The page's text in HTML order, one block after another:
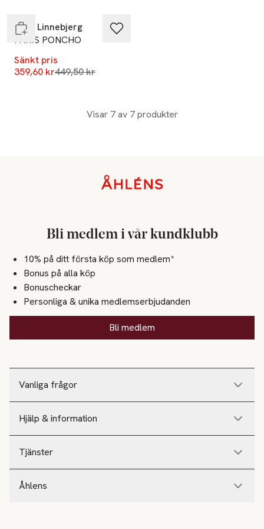
Sibin Linnebjerg
PARIS PONCHO
Sänkt pris
359,60 krLägsta pris 30 dagar
449,50 kr
Visar 7 av 7 produkter
Vanliga frågor
Hjälp & information
Tjänster
Åhlens
Bli medlem i vår kundklubb
10% på ditt första köp som medlem*
Bonus på alla köp
Bonuscheckar
Personliga & unika medlemserbjudanden
Bli medlem